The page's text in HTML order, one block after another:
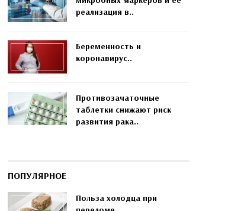
реализация в..
Беременность и
коронавирус..
Противозачаточные
таблетки снижают риск
развития рака..
ПОПУЛЯРНОЕ
Польза холодца при